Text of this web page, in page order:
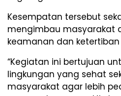
Kesempatan tersebut
mengimbau masyarakat
keamanan dan
“Kegiatan ini bertujuan
lingkungan yang sehat
masyarakat agar lebih